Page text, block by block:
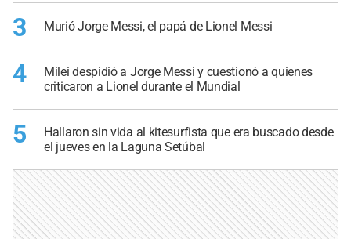
3 Murió Jorge Messi, el papá de Lionel Messi
4
Milei despidió a Jorge Messi y cuestionó a quienes
criticaron a Lionel durante el Mundial
5
Hallaron sin vida al kitesurfista que era buscado desde
el jueves en la Laguna Setúbal